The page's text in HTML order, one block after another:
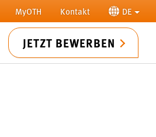
MyOTH Kontakt DE
JETZT BEWERBEN